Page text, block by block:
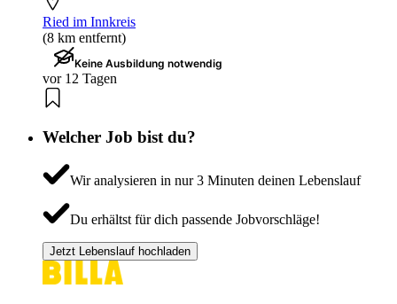
Ried im Innkreis
(8 km entfernt)
Keine Ausbildung notwendig
vor 12 Tagen
Welcher Job bist du?
Wir analysieren in nur 3 Minuten deinen Lebenslauf
Du erhältst für dich passende Jobvorschläge!
Jetzt Lebenslauf hochladen